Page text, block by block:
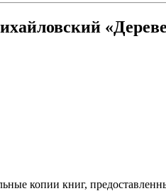
копии книг,